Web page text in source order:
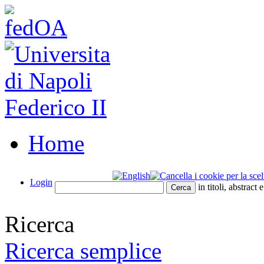
Home
Login in titoli, abstract
Ricerca
Ricerca semplice